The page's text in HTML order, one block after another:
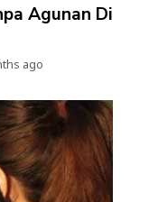
Agunan Di
ago